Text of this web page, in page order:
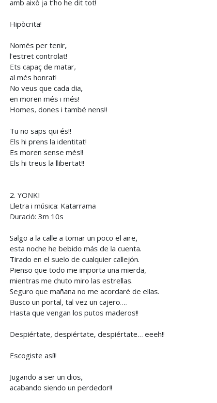
amb això ja t’ho he dit tot!
Hipòcrita!
Només per tenir,
l'estret controlat!
Ets capaç de matar,
al més honrat!
No veus que cada dia,
en moren més i més!
Homes, dones i també nens!!
Tu no saps qui és!!
Els hi prens la identitat!
Es moren sense més!!
Els hi treus la llibertat!!
2. YONKI
Lletra i música: Katarrama
Duració: 3m 10s
Salgo a la calle a tomar un poco el aire,
esta noche he bebido más de la cuenta.
Tirado en el suelo de cualquier callejón.
Pienso que todo me importa una mierda,
mientras me chuto miro las estrellas.
Seguro que mañana no me acordaré de ellas.
Busco un portal, tal vez un cajero….
Hasta que vengan los putos maderos!!
Despiértate, despiértate, despiértate… eeeh!!
Escogiste así!!
Jugando a ser un dios,
acabando siendo un perdedor!!